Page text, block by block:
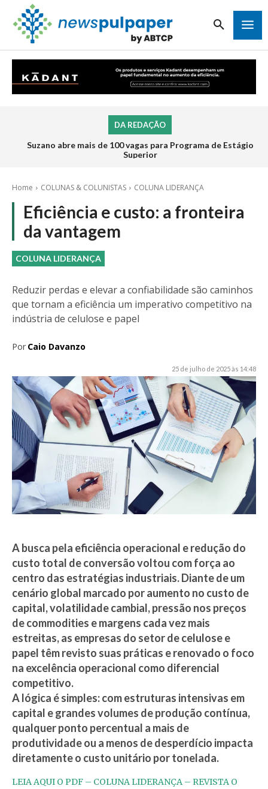
DA REDAÇÃO
Suzano abre mais de 100 vagas para Programa de Estágio
Superior
Inscrições para o Programa de Estágio 2026 da Veracel
abrem na próxima semana
Home COLUNAS & COLUNISTAS COLUNA LIDERANÇA
Eficiência e custo: a fronteira
da vantagem
COLUNA LIDERANÇA
Reduzir perdas e elevar a confiabilidade são caminhos
que tornam a eficiência um imperativo competitivo na
indústria de celulose e papel
Por Caio Davanzo
25 de julho de 2025 às 14:48
A busca pela eficiência operacional e redução do
custo total de conversão voltou com força ao
centro das estratégias industriais. Diante de um
cenário global marcado por aumento no custo de
capital, volatilidade cambial, pressão nos preços
de commodities e margens cada vez mais
estreitas, as empresas do setor de celulose e
papel têm revisto suas práticas e renovado o foco
na excelência operacional como diferencial
competitivo.
A lógica é simples: com estruturas intensivas em
capital e grandes volumes de produção contínua,
qualquer ponto percentual a mais de
produtividade ou a menos de desperdício impacta
diretamente o custo unitário por tonelada.
LEIA AQUI O PDF – COLUNA LIDERANÇA – REVISTA O